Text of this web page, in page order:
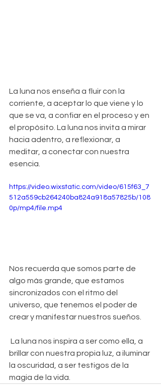
La luna nos enseña a fluir con la
corriente, a aceptar lo que viene y lo
que se va, a confiar en el proceso y en
el propósito. La luna nos invita a mirar
hacia adentro, a reflexionar, a
meditar, a conectar con nuestra
esencia.
https://video.wixstatic.com/video/615f63_7
512a559cb264240ba824a918a57825b/108
0p/mp4/file.mp4
Nos recuerda que somos parte de
algo más grande, que estamos
sincronizados con el ritmo del
universo, que tenemos el poder de
crear y manifestar nuestros sueños.
brillar con nuestra propia luz, a iluminar
la oscuridad, a ser testigos de la
magia de la vida.